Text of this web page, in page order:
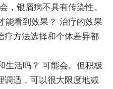
，银屑病不具有传染性。
能看到效果？ 治疗的效果
疗方法选择和个体差异都
生活吗？ 可能会。但积极
调适，可以很大限度地减